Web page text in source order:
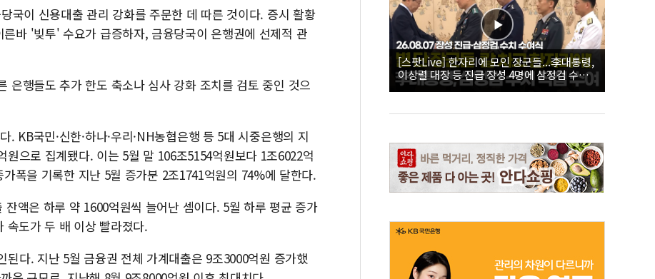
국이 신용대출 관리 강화를 주문한 데 따른 것이다. 증시 활황
바 '빚투' 수요가 급증하자, 금융당국이 은행권에 선제적 관
은행들도 추가 한도 축소나 심사 강화 조치를 검토 중인 것으
KB국민·신한·하나·우리·NH농협은행 등 5대 시중은행의 지
으로 집계됐다. 이는 5월 말 106조5154억원보다 1조6022억
폭을 기록한 지난 5월 증가분 2조1741억원의 74%에 달한다.
액은 하루 약 1600억원씩 늘어난 셈이다. 5월 하루 평균 증가
속도가 두 배 이상 빨라졌다.
된다. 지난 5월 금융권 전체 가계대출은 9조3000억원 증가했
[스팟Live] 한자리에 모인 장군들...李대통령,
이상렬 대장 등 진급 장성 4명에 삼정검 수치
직접 수여｜26.08.07 장성 진급·삼정검 수치